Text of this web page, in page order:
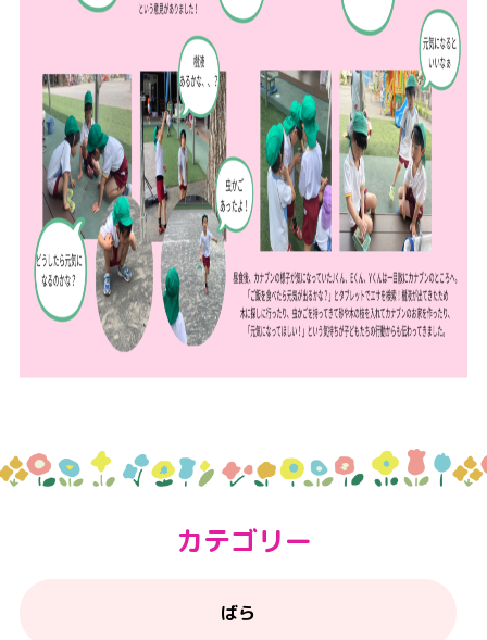
カテゴリー
ばら